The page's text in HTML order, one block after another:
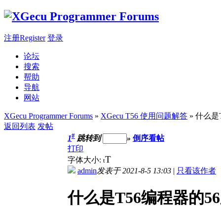
注册Register 登录
论坛
搜索
帮助
导航
网站
XGecu Programmer Forums » XGecu T56 使用问题解答 » 什么
返回列表 发帖
1# 跳转到 » 倒序看帖
打印
字体大小: tT
admin发表于 2021-8-5 13:03 | 只看该作者
什么是T56编程器的